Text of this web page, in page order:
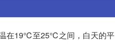
温在19℃至25℃之间，白天的平